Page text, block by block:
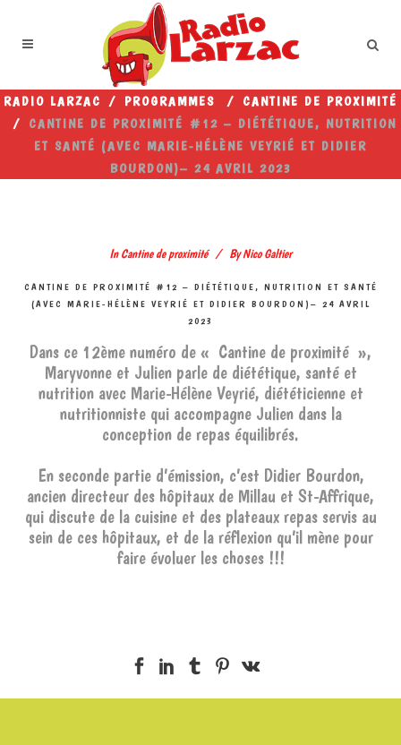
RADIO LARZAC / PROGRAMMES / CANTINE DE PROXIMITÉ
/ CANTINE DE PROXIMITÉ #12 – DIÉTÉTIQUE, NUTRITION
ET SANTÉ (AVEC MARIE-HÉLÈNE VEYRIÉ ET DIDIER
BOURDON)– 24 AVRIL 2023
In Cantine de proximité By Nico Galtier
CANTINE DE PROXIMITÉ #12 – DIÉTÉTIQUE, NUTRITION ET SANTÉ
(AVEC MARIE-HÉLÈNE VEYRIÉ ET DIDIER BOURDON)– 24 AVRIL
2023
Dans ce 12ème numéro de « Cantine de proximité »,
Maryvonne et Julien parle de diététique, santé et
nutrition avec Marie-Hélène Veyrié, diététicienne et
nutritionniste qui accompagne Julien dans la
conception de repas équilibrés.
En seconde partie d’émission, c’est Didier Bourdon,
ancien directeur des hôpitaux de Millau et St-Affrique,
qui discute de la cuisine et des plateaux repas servis au
sein de ces hôpitaux, et de la réflexion qu’il mène pour
faire évoluer les choses !!!